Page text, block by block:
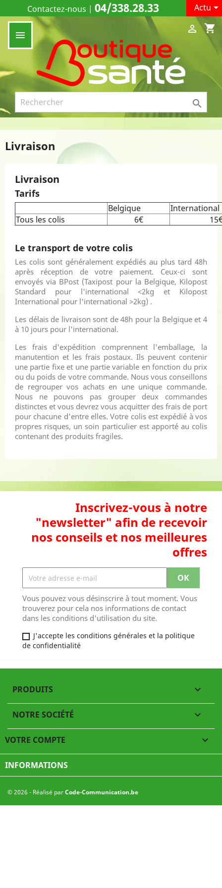
Contactez-nous | 04/338.28.33 Actu

shopping_cart


Livraison
Livraison
Tarifs
Belgique
International
Tous les colis
6€
Le transport de votre colis
Les colis sont généralement expédiés au plus tard 48h
après réception de votre paiement. Ceux-ci sont
envoyés via BPost (Taxipost pour la Belgique, Kilopost
Standard pour l'international <2kg et Kilopost
International pour l'international >2kg) .
Les délais de livraison sont de 48h pour la Belgique et 4
à 10 jours pour l'international.
Les frais d'expédition comprennent l'emballage, la
manutention et les frais postaux. Ils peuvent contenir
une partie fixe et une partie variable en fonction du prix
ou du poids de votre commande. Nous vous conseillons
de regrouper vos achats en une unique commande.
Nous ne pouvons pas grouper deux commandes
distinctes et vous devrez vous acquitter des frais de port
pour chacune d'entre elles. Votre colis est expédié à vos
propres risques, un soin particulier est apporté au colis
contenant des produits fragiles.
Inscrivez-vous à notre
"newsletter" afin de recevoir
nos conseils et nos meilleures
offres
Vous pouvez vous désinscrire à tout moment. Vous
trouverez pour cela nos informations de contact
dans les conditions d'utilisation du site.
J'accepte les conditions générales et la politique
de confidentialité
PRODUITS 
NOTRE SOCIÉTÉ 
VOTRE COMPTE 
INFORMATIONS
© 2026 - Réalisé parCode-Communication.be